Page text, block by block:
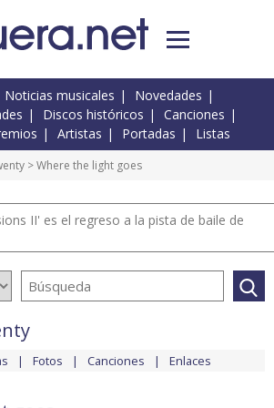
Noticias musicales
Novedades
Discos históricos
Canciones
Artistas Portadas Listas
> Where the light goes
II' es el regreso a la pista de baile de
Fotos Canciones Enlaces